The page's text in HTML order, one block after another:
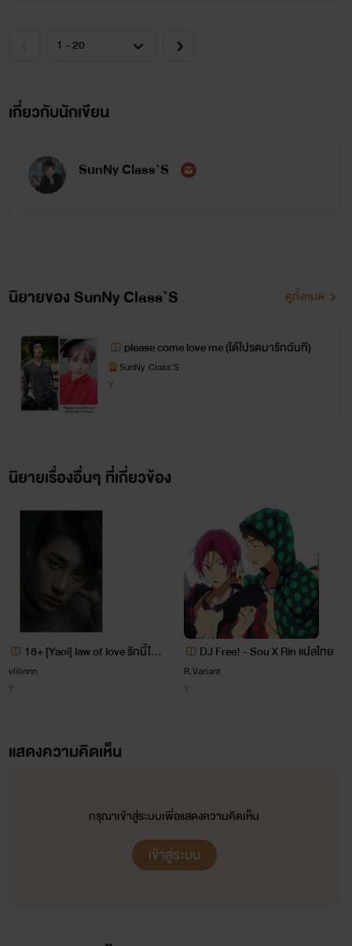
หนึ่งที่ไม่เคยต้องการและอีกหลายๆคนไม่
เคยต้องการมัน เหมือนมันไร้ค่าไร้ความ
พร้อมหรือยังที่เข้าสู่โลกแห่งความฝันร้าย
แต่ใครจะรู้ว่าสักวันคนที่ทำร้ายตัวเองโง่ๆ
ด้วยความรัก เขาอาจจะโปยบินไปมีความสุข
แบบไม่สนใครเลยก็ได้
เพราะสักวันหนึ่งเขาก็ต้องไปในที่ที่แสน
ไกลเมื่อไม่เหลือใคร เมื่อไม่มีใครต้องการ
ไปหาความสุขที่แท้จริง ในโลกของตัว
เอง...
เกี่ยวกับนักเขียน
SunNy Class`S
นิยายของ SunNy Class`S ดูทั้งหมด
please come love me (ได้โปรดมารักฉันที)
SunNy Class`S
Y
นิยายเรื่องอื่นๆ ที่เกี่ยวข้อง
18+ [Yaoi] law of love รักนี้ไม่ผิ
ดกฎหมาย
vlilinnn
Y
DJ Free! - Sou X Rin แปลไทย
R.Variant
Y
แสดงความคิดเห็น
กรุณาเข้าสู่ระบบเพื่อแสดงความคิดเห็น
เข้าสู่ระบบ